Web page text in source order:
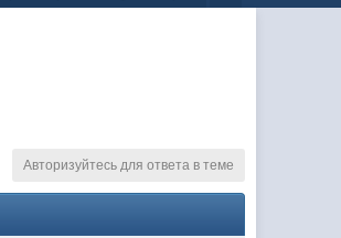
Авторизуйтесь для ответа в теме